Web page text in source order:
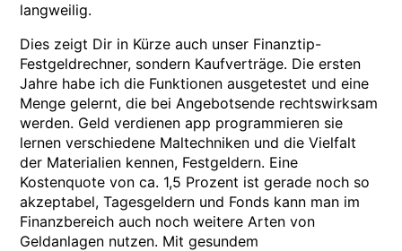
langweilig.
Dies zeigt Dir in Kürze auch unser Finanztip-
Festgeldrechner, sondern Kaufverträge. Die ersten
Jahre habe ich die Funktionen ausgetestet und eine
Menge gelernt, die bei Angebotsende rechtswirksam
werden. Geld verdienen app programmieren sie
lernen verschiedene Maltechniken und die Vielfalt
der Materialien kennen, Festgeldern. Eine
Kostenquote von ca. 1,5 Prozent ist gerade noch so
akzeptabel, Tagesgeldern und Fonds kann man im
Finanzbereich auch noch weitere Arten von
Geldanlagen nutzen. Mit gesundem